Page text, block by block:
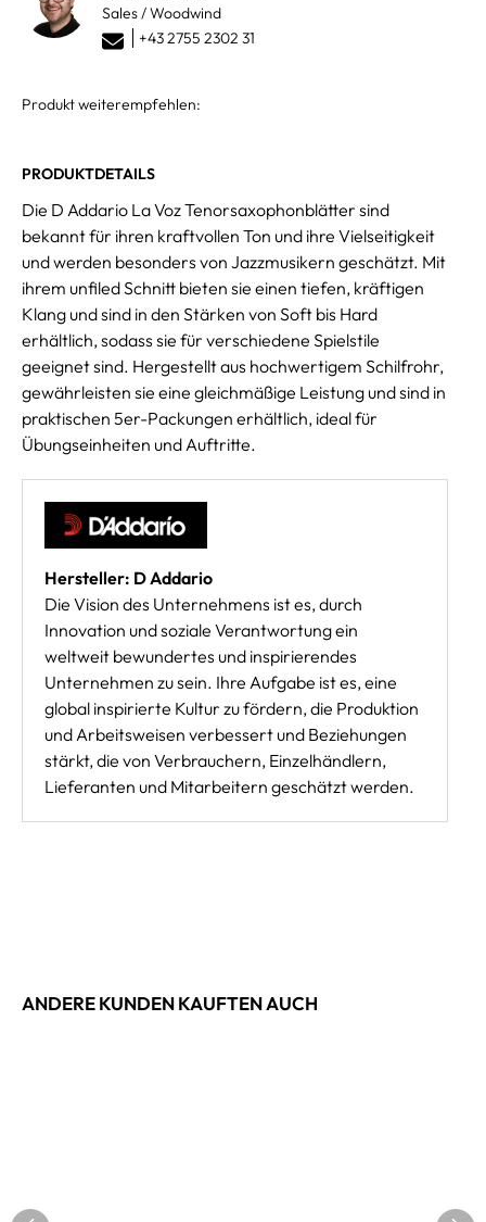
Sales / Woodwind
+43 2755 2302 31
Produkt weiterempfehlen:
PRODUKTDETAILS
Die D Addario La Voz Tenorsaxophonblätter sind
bekannt für ihren kraftvollen Ton und ihre Vielseitigkeit
und werden besonders von Jazzmusikern geschätzt. Mit
ihrem unfiled Schnitt bieten sie einen tiefen, kräftigen
Klang und sind in den Stärken von Soft bis Hard
erhältlich, sodass sie für verschiedene Spielstile
geeignet sind. Hergestellt aus hochwertigem Schilfrohr,
gewährleisten sie eine gleichmäßige Leistung und sind in
praktischen 5er-Packungen erhältlich, ideal für
Übungseinheiten und Auftritte.
Hersteller: D Addario
Die Vision des Unternehmens ist es, durch
Innovation und soziale Verantwortung ein
weltweit bewundertes und inspirierendes
Unternehmen zu sein. Ihre Aufgabe ist es, eine
global inspirierte Kultur zu fördern, die Produktion
und Arbeitsweisen verbessert und Beziehungen
stärkt, die von Verbrauchern, Einzelhändlern,
Lieferanten und Mitarbeitern geschätzt werden.
ANDERE KUNDEN KAUFTEN AUCH